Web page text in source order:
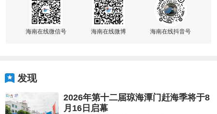
海南在线微信号 海南在线微博 海南在线抖音号
发现
2026年第十二届琼海潭门赶海季将于8
月16日启幕